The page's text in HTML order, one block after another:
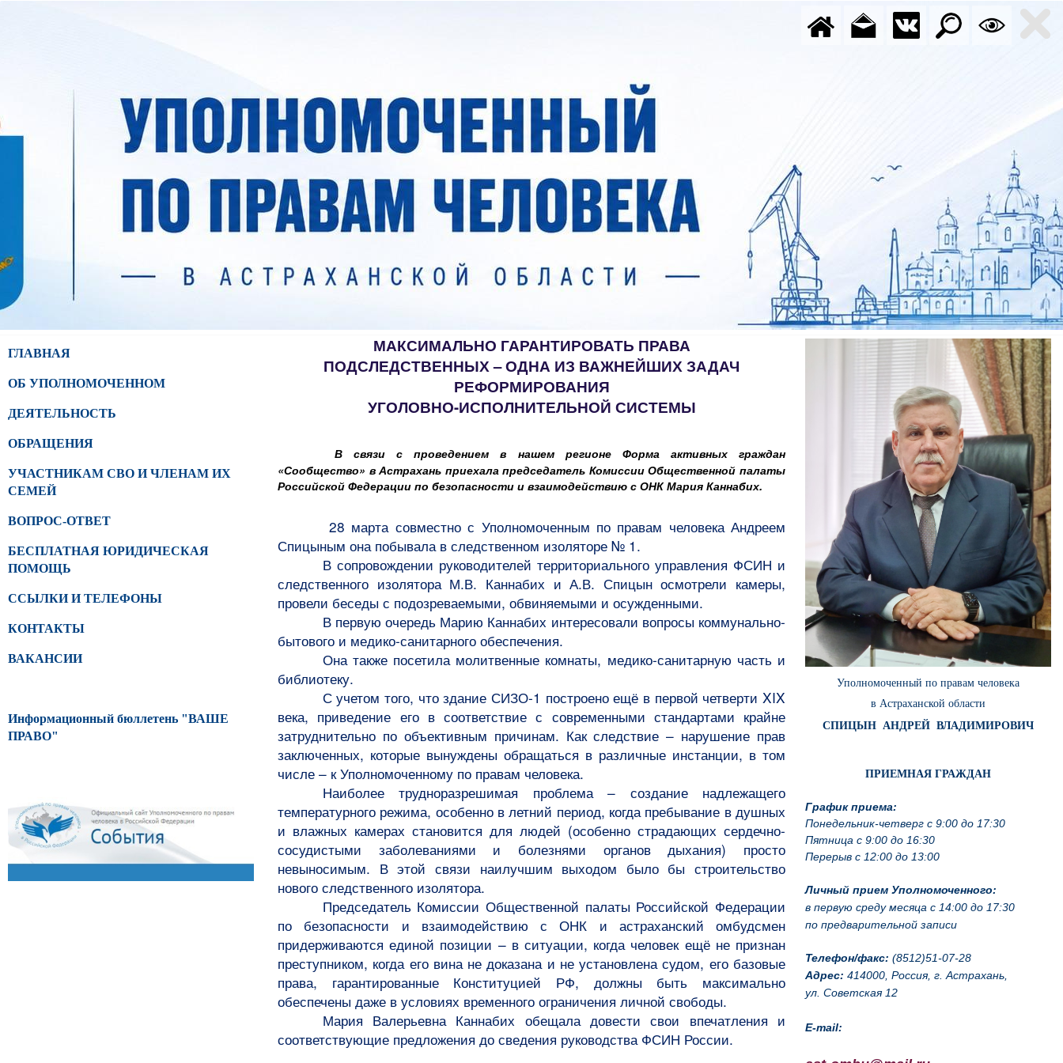
ГЛАВНАЯ
ОБ УПОЛНОМОЧЕННОМ
ДЕЯТЕЛЬНОСТЬ
ОБРАЩЕНИЯ
УЧАСТНИКАМ СВО И ЧЛЕНАМ ИХ
СЕМЕЙ
ВОПРОС-ОТВЕТ
БЕСПЛАТНАЯ ЮРИДИЧЕСКАЯ
ПОМОЩЬ
ССЫЛКИ И ТЕЛЕФОНЫ
КОНТАКТЫ
ВАКАНСИИ
Информационный бюллетень "ВАШЕ
ПРАВО"
Уполномоченный по правам человека
в Астраханской области
СПИЦЫН АНДРЕЙ ВЛАДИМИРОВИЧ
ПРИЕМНАЯ ГРАЖДАН
График приема:
Понедельник-четверг с 9:00 до 17:30
Пятница с 9:00 до 16:30
Перерыв с 12:00 до 13:00
Личный прием Уполномоченного:
в первую среду месяца с 14:00 до 17:30
по предварительной записи
Телефон/факс: (8512)51-07-28
Адрес: 414000, Россия, г. Астрахань,
ул. Советская 12
E-mail:
МАКСИМАЛЬНО ГАРАНТИРОВАТЬ ПРАВА
ПОДСЛЕДСТВЕННЫХ – ОДНА ИЗ ВАЖНЕЙШИХ ЗАДАЧ
РЕФОРМИРОВАНИЯ
УГОЛОВНО-ИСПОЛНИТЕЛЬНОЙ СИСТЕМЫ
В связи с проведением в нашем регионе Форма активных граждан
«Сообщество» в Астрахань приехала председатель Комиссии Общественной палаты
Российской Федерации по безопасности и взаимодействию с ОНК Мария Каннабих.
28 марта совместно с Уполномоченным по правам человека Андреем
Спицыным она побывала в следственном изоляторе № 1.
В сопровождении руководителей территориального управления ФСИН и
следственного изолятора М.В. Каннабих и А.В. Спицын осмотрели камеры,
провели беседы с подозреваемыми, обвиняемыми и осужденными.
В первую очередь Марию Каннабих интересовали вопросы коммунально-
бытового и медико-санитарного обеспечения.
Она также посетила молитвенные комнаты, медико-санитарную часть и
библиотеку.
С учетом того, что здание СИЗО-1 построено ещё в первой четверти XIX
века, приведение его в соответствие с современными стандартами крайне
затруднительно по объективным причинам. Как следствие – нарушение прав
заключенных, которые вынуждены обращаться в различные инстанции, в том
числе – к Уполномоченному по правам человека.
Наиболее трудноразрешимая проблема – создание надлежащего
температурного режима, особенно в летний период, когда пребывание в душных
и влажных камерах становится для людей (особенно страдающих сердечно-
сосудистыми заболеваниями и болезнями органов дыхания) просто
невыносимым. В этой связи наилучшим выходом было бы строительство
нового следственного изолятора.
Председатель Комиссии Общественной палаты Российской Федерации
по безопасности и взаимодействию с ОНК и астраханский омбудсмен
придерживаются единой позиции – в ситуации, когда человек ещё не признан
преступником, когда его вина не доказана и не установлена судом, его базовые
права, гарантированные Конституцией РФ, должны быть максимально
обеспечены даже в условиях временного ограничения личной свободы.
Мария Валерьевна Каннабих обещала довести свои впечатления и
соответствующие предложения до сведения руководства ФСИН России.